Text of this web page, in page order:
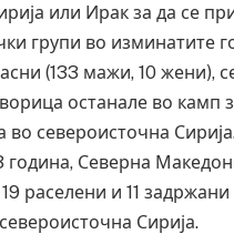
или Ирак за да се
групи во изминатите
(133 мажи, 10 жени),
останале во камп
во североисточна
година, Северна
раселени и 11 задржани
Сирија.